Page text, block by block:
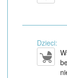
Dzieci: